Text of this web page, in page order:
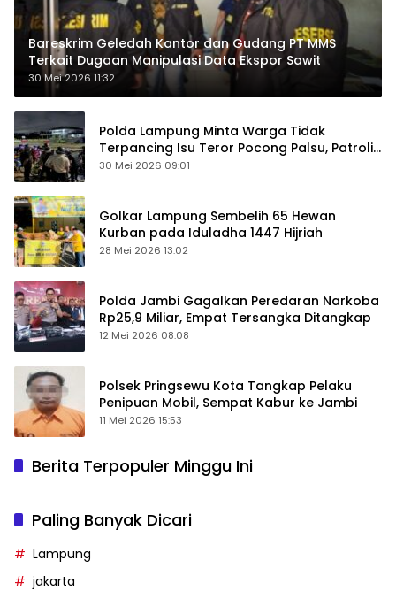
Bareskrim Geledah Kantor dan Gudang PT MMS
Terkait Dugaan Manipulasi Data Ekspor Sawit
30 Mei 2026 11:32
Polda Lampung Minta Warga Tidak
Terpancing Isu Teror Pocong Palsu, Patroli
Keamanan Ditingkatkan
30 Mei 2026 09:01
Golkar Lampung Sembelih 65 Hewan
Kurban pada Iduladha 1447 Hijriah
28 Mei 2026 13:02
Polda Jambi Gagalkan Peredaran Narkoba
Rp25,9 Miliar, Empat Tersangka Ditangkap
12 Mei 2026 08:08
Polsek Pringsewu Kota Tangkap Pelaku
Penipuan Mobil, Sempat Kabur ke Jambi
11 Mei 2026 15:53
Berita Terpopuler Minggu Ini
Paling Banyak Dicari
Lampung
jakarta